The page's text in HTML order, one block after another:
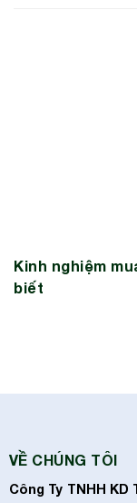
Kinh nghiệm
biết
VỀ CHÚNG TÔI
Công Ty TNHH KD